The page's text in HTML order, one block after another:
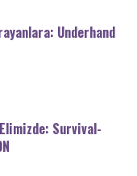
Underhand
Survival-